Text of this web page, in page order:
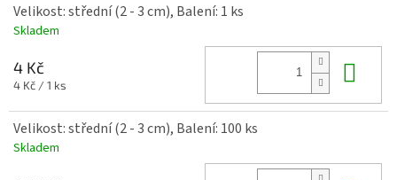
Velikost: střední (2 - 3 cm), Balení: 1 ks
Skladem
4 Kč
Měrná
4 Kč / 1 ks
Velikost: střední (2 - 3 cm), Balení: 100 ks
Skladem